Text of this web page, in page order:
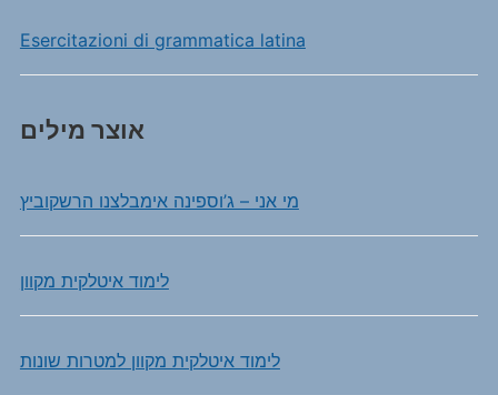
Esercitazioni di grammatica latina
אוצר מילים
מי אני – ג’וספינה אימבלצנו הרשקוביץ
לימוד איטלקית מקוון
לימוד איטלקית מקוון למטרות שונות